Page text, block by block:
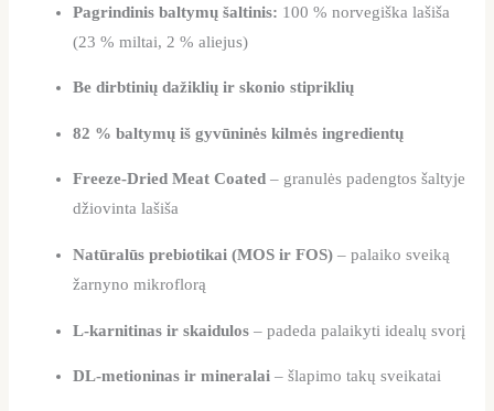
Pagrindinis baltymų šaltinis: 100 % norvegiška lašiša
(23 % miltai, 2 % aliejus)
Be dirbtinių dažiklių ir skonio stipriklių
82 % baltymų iš gyvūninės kilmės ingredientų
Freeze-Dried Meat Coated – granulės padengtos šaltyje
džiovinta lašiša
Natūralūs prebiotikai (MOS ir FOS) – palaiko sveiką
žarnyno mikroflorą
L-karnitinas ir skaidulos – padeda palaikyti idealų svorį
DL-metioninas ir mineralai – šlapimo takų sveikatai